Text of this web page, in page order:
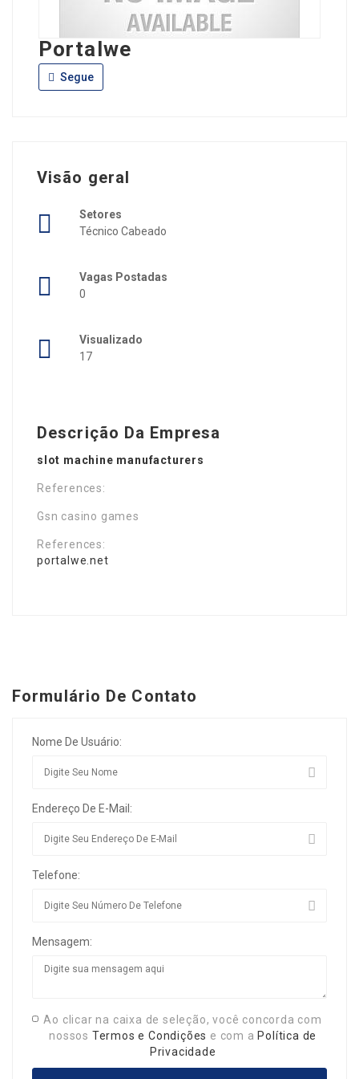
Portalwe
Segue
Visão geral
Setores
Técnico Cabeado
Vagas Postadas
0
Visualizado
17
Descrição Da Empresa
slot machine manufacturers
References:
Gsn casino games
References:
portalwe.net
Formulário De Contato
Nome De Usuário:
Endereço De E-Mail:
Telefone:
Mensagem:
Ao clicar na caixa de seleção, você concorda com
nossos Termos e Condições e com a Política de
Privacidade